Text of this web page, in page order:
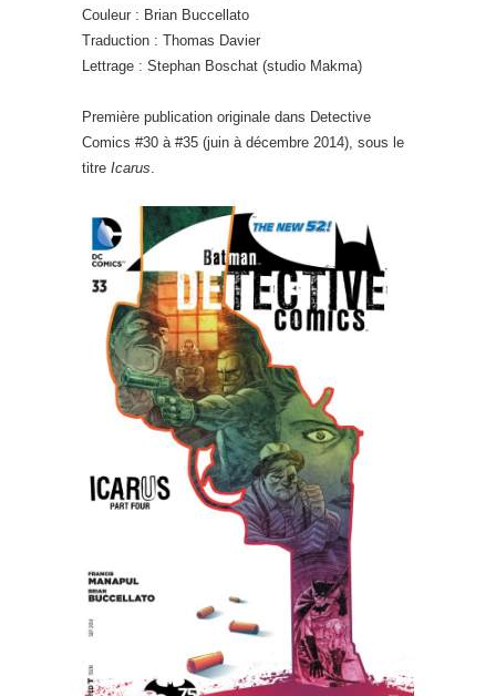
Couleur : Brian Buccellato
Traduction : Thomas Davier
Lettrage : Stephan Boschat (studio Makma)
Première publication originale dans Detective
Comics #30 à #35 (juin à décembre 2014), sous le
titre Icarus.